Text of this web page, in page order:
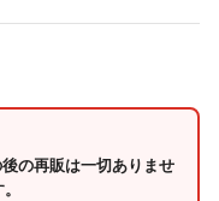
の再販は一切ありませ